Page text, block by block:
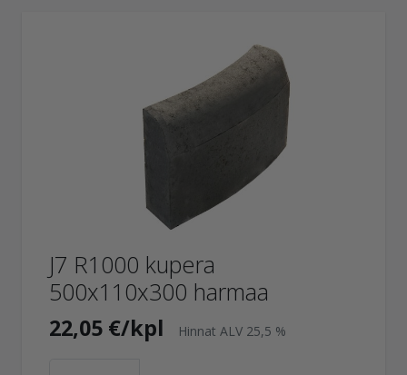
J7 R1000 kupera
500x110x300 harmaa
22,05 €/kpl Hinnat ALV 25,5 %